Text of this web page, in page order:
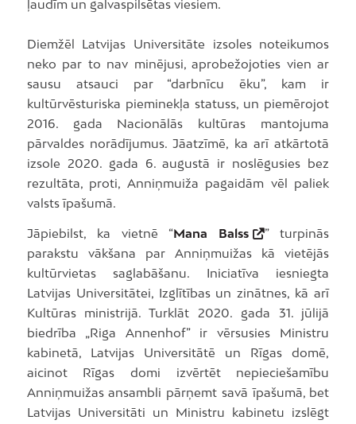
ļaudīm un galvaspilsētas viesiem.
Diemžēl Latvijas Universitāte izsoles noteikumos
neko par to nav minējusi, aprobežojoties vien ar
sausu atsauci par “darbnīcu ēku”, kam ir
kultūrvēsturiska pieminekļa statuss, un piemērojot
2016. gada Nacionālās kultūras mantojuma
pārvaldes norādījumus. Jāatzīmē, ka arī atkārtotā
izsole 2020. gada 6. augustā ir noslēgusies bez
rezultāta, proti, Anniņmuiža pagaidām vēl paliek
valsts īpašumā.
Jāpiebilst, ka vietnē “Mana Balss
” turpinās
parakstu vākšana par Anniņmuižas kā vietējās
kultūrvietas saglabāšanu. Iniciatīva iesniegta
Latvijas Universitātei, Izglītības un zinātnes, kā arī
Kultūras ministrijā. Turklāt 2020. gada 31. jūlijā
biedrība „Riga Annenhof” ir vērsusies Ministru
kabinetā, Latvijas Universitātē un Rīgas domē,
aicinot Rīgas domi izvērtēt nepieciešamību
Anniņmuižas ansambli pārņemt savā īpašumā, bet
Latvijas Universitāti un Ministru kabinetu izslēgt